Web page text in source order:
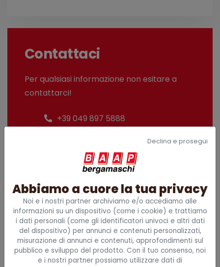
Contattaci
Per qualsiasi informazione non esitare a
contattarci!
+39 049 897 5888
Sede principale
Via G. Galilei, 2/I
35030 Caselle di Selvazzano (PD)
Declina e prosegui
Abbiamo a cuore la tua privacy
Noi e i nostri partner archiviamo e/o accediamo alle
informazioni su un dispositivo (come i cookie) e trattiamo
i dati personali (come gli identificatori univoci e altri dati
del dispositivo) per annunci e contenuti personalizzati,
misurazione di annunci e contenuti, approfondimenti sul
pubblico e sviluppo del prodotto. Con il tuo consenso, noi
e i nostri partner possiamo utilizzare dati di